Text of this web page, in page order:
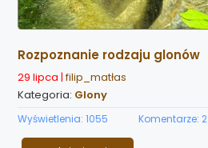
Rozpoznanie rodzaju glonów
29 lipca |filip_matłas
Kategoria: Glony
Wyświetlenia: 1055 Komentarze: 2